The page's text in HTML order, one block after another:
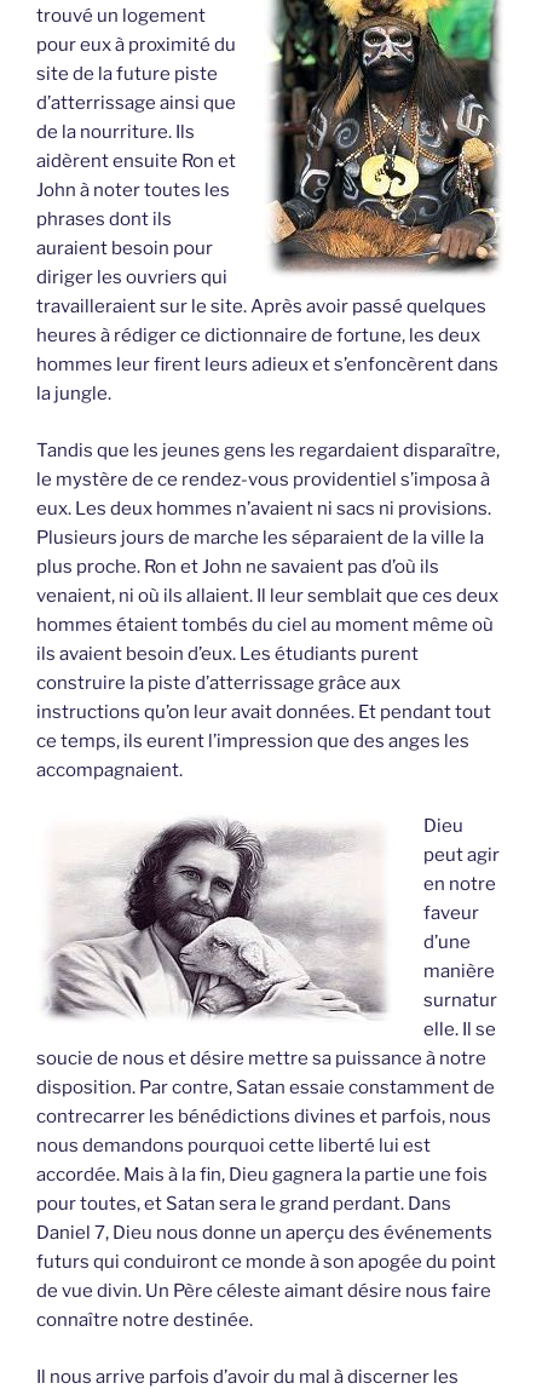
trouvé un logement
pour eux à proximité du
site de la future piste
d’atterrissage ainsi que
de la nourriture. Ils
aidèrent ensuite Ron et
John à noter toutes les
phrases dont ils
auraient besoin pour
diriger les ouvriers qui
travailleraient sur le site. Après avoir passé quelques
heures à rédiger ce dictionnaire de fortune, les deux
hommes leur firent leurs adieux et s’enfoncèrent dans
la jungle.
Tandis que les jeunes gens les regardaient disparaître,
le mystère de ce rendez-vous providentiel s’imposa à
eux. Les deux hommes n’avaient ni sacs ni provisions.
Plusieurs jours de marche les séparaient de la ville la
plus proche. Ron et John ne savaient pas d’où ils
venaient, ni où ils allaient. Il leur semblait que ces deux
hommes étaient tombés du ciel au moment même où
ils avaient besoin d’eux. Les étudiants purent
construire la piste d’atterrissage grâce aux
instructions qu’on leur avait données. Et pendant tout
ce temps, ils eurent l’impression que des anges les
accompagnaient.
Dieu
peut agir
en notre
faveur
d’une
manière
surnatur
elle. Il se
soucie de nous et désire mettre sa puissance à notre
disposition. Par contre, Satan essaie constamment de
contrecarrer les bénédictions divines et parfois, nous
nous demandons pourquoi cette liberté lui est
accordée. Mais à la fin, Dieu gagnera la partie une fois
pour toutes, et Satan sera le grand perdant. Dans
Daniel 7, Dieu nous donne un aperçu des événements
futurs qui conduiront ce monde à son apogée du point
de vue divin. Un Père céleste aimant désire nous faire
connaître notre destinée.
Il nous arrive parfois d’avoir du mal à discerner les